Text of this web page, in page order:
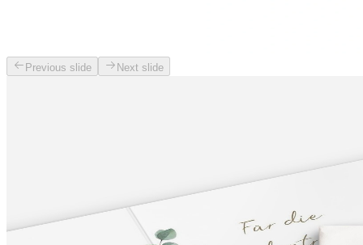
Previous slide Next slide